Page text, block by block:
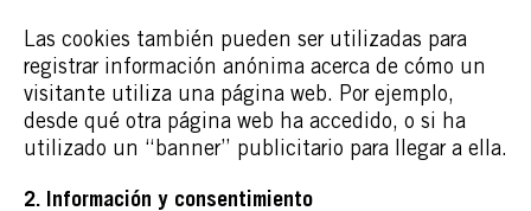
Las cookies también pueden ser utilizadas para
registrar información anónima acerca de cómo un
visitante utiliza una página web. Por ejemplo,
desde qué otra página web ha accedido, o si ha
utilizado un “banner” publicitario para llegar a ella.
2. Información y consentimiento